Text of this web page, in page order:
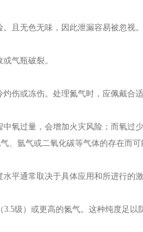
无色无味，因此泄漏容易被忽视。
气瓶破裂。
或冻伤。处理氮气时，应佩戴合适
过量，会增加火灾风险；而氧过少
氩气或二氧化碳等气体的存在而可
通常取决于具体应用和所进行的
级）或更高的氮气。这种纯度足以